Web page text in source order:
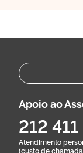
Apoio ao
212 411
Atendimento
(custo de